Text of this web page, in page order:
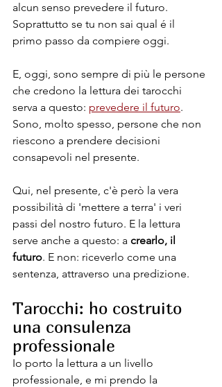
alcun senso prevedere il futuro.
Soprattutto se tu non sai qual é il
primo passo da compiere oggi.
E, oggi, sono sempre di più le persone
che credono la lettura dei tarocchi
serva a questo: prevedere il futuro.
Sono, molto spesso, persone che non
riescono a prendere decisioni
consapevoli nel presente.
Qui, nel presente, c'è però la vera
possibilità di 'mettere a terra' i veri
passi del nostro futuro. E la lettura
serve anche a questo: a crearlo, il
futuro. E non: riceverlo come una
sentenza, attraverso una predizione.
Tarocchi: ho costruito
una consulenza
professionale
Io porto la lettura a un livello
professionale, e mi prendo la